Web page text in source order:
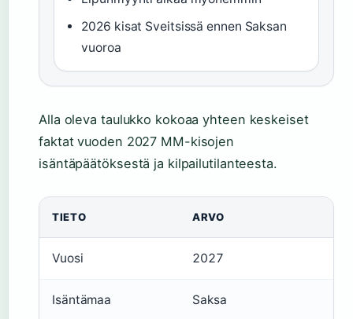
2026 kisat Sveitsissä ennen Saksan
vuoroa
Alla oleva taulukko kokoaa yhteen keskeiset
faktat vuoden 2027 MM-kisojen
isäntäpäätöksestä ja kilpailutilanteesta.
TIETO ARVO
Vuosi 2027
Isäntämaa Saksa